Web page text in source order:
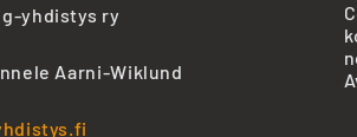
yhdistys ry
Aarni-Wiklund